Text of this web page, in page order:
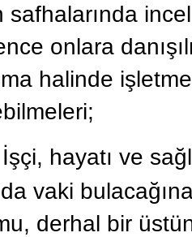
safhalarında
onlara
halinde
hayatı ve
vaki
derhal bir